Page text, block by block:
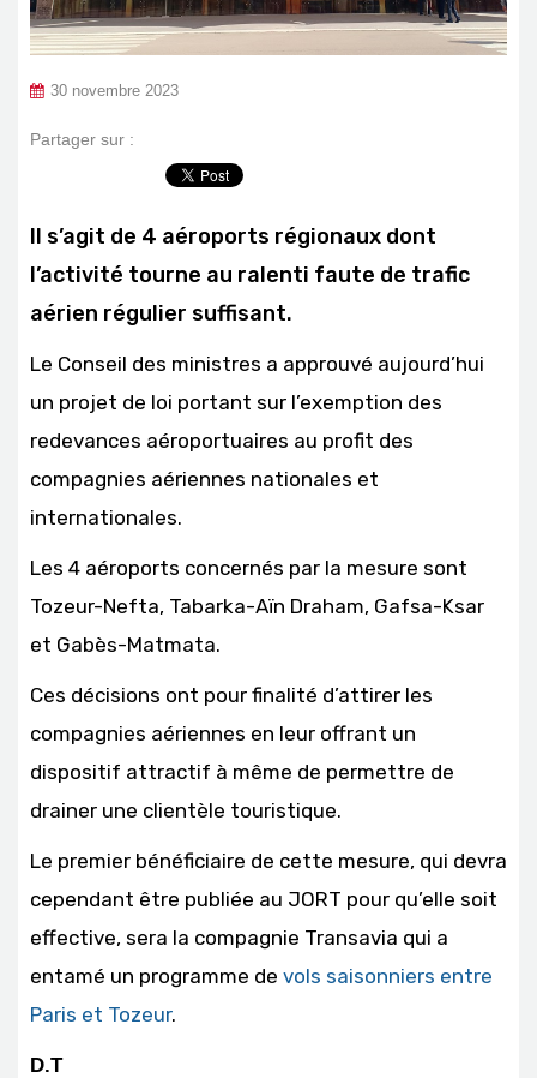
30 novembre 2023
Partager sur :
Il s’agit de 4 aéroports régionaux dont
l’activité tourne au ralenti faute de trafic
aérien régulier suffisant.
Le Conseil des ministres a approuvé aujourd’hui
un projet de loi portant sur l’exemption des
redevances aéroportuaires au profit des
compagnies aériennes nationales et
internationales.
Les 4 aéroports concernés par la mesure sont
Tozeur-Nefta, Tabarka-Aïn Draham, Gafsa-Ksar
et Gabès-Matmata.
Ces décisions ont pour finalité d’attirer les
compagnies aériennes en leur offrant un
dispositif attractif à même de permettre de
drainer une clientèle touristique.
Le premier bénéficiaire de cette mesure, qui devra
cependant être publiée au JORT pour qu’elle soit
effective, sera la compagnie Transavia qui a
entamé un programme de vols saisonniers entre
Paris et Tozeur.
D.T